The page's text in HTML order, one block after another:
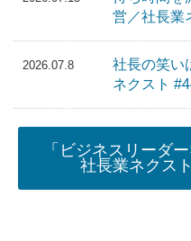
営／社長業
2026.07.8
社長の笑い
ネクスト
「ビジネスリーダ
社長業ネクス